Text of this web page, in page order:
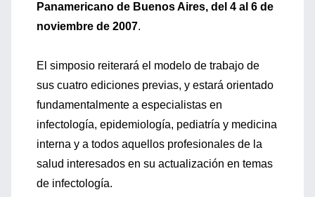
Panamericano de Buenos Aires, del 4 al 6 de
noviembre de 2007.
El simposio reiterará el modelo de trabajo de
sus cuatro ediciones previas, y estará orientado
fundamentalmente a especialistas en
infectología, epidemiología, pediatría y medicina
interna y a todos aquellos profesionales de la
salud interesados en su actualización en temas
de infectología.